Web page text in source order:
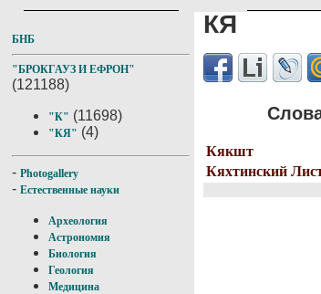
БНБ
"БРОКГАУЗ И ЕФРОН"
(121188)
"К" (11698)
"КЯ" (4)
- Photogallery
- Естественные науки
Археология
Астрономия
Биология
Геология
Медицина
КЯ
Кякшт
Кяхтинский